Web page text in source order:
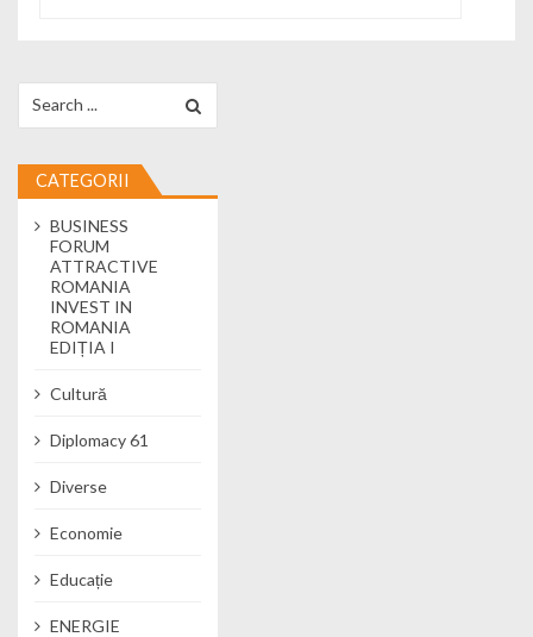
CATEGORII
BUSINESS
FORUM
ATTRACTIVE
ROMANIA
INVEST IN
ROMANIA
EDIȚIA I
Cultură
Diplomacy 61
Diverse
Economie
Educație
ENERGIE